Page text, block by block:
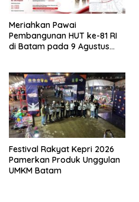
Meriahkan Pawai
Pembangunan HUT ke-81 RI
di Batam pada 9 Agustus
Festival Rakyat Kepri 2026
Pamerkan Produk Unggulan
UMKM Batam